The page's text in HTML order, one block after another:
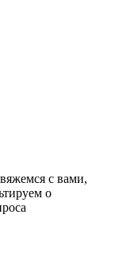
с вами,
о